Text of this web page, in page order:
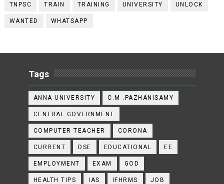
TNPSC TRAIN TRAINING UNIVERSITY UNLOCK
WANTED WHATSAPP
Tags
ANNA UNIVERSITY C.M .PAZHANISAMY
CENTRAL GOVERNMENT
COMPUTER TEACHER CORONA
CURRENT DSE EDUCATIONAL EE
EMPLOYMENT EXAM GOD
HEALTH TIPS IAS IFHRMS JOB